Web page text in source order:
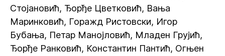
Стојановић, Ђорђе Цветковић, Вања
Маринковић, Горажд Ристовски, Игор
Бубања, Петар Манојловић, Младен Грујић,
Ђорђе Ранковић, Константин Пантић, Огњен